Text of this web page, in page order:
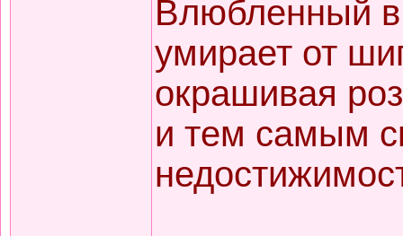
Влюбленный в
умирает от
окрашивая
и тем самым